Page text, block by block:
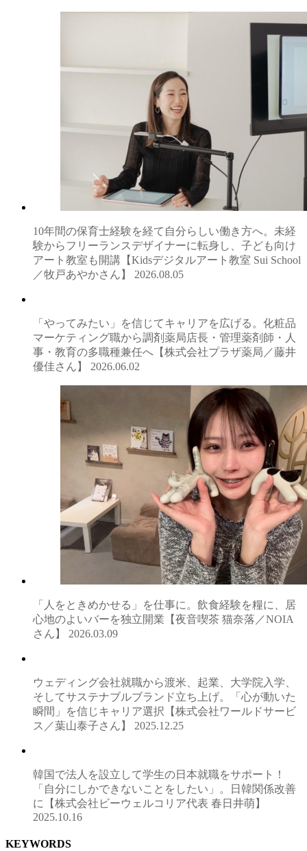
10年間の保育士経験を経て自分らしい働き方へ。未経
験からフリーランスデザイナーに転身し、子ども向け
アート教室も開講【Kidsデジタルアート教室 Sui School
／牧戸あやかさん】 2026.08.05
「やってみたい」を信じてキャリアを広げる。化粧品
マーケティング職から調剤薬局店長・管理薬剤師・人
事・教育の多職種兼任へ【株式会社プラザ薬局／藤井
優佳さん】 2026.06.02
「人をときめかせる」を仕事に。飲食経験を糧に、居
心地のよいバーを独立開業【夜音喫茶 猫奈落／NOIA
さん】 2026.03.09
ウェディング会社就職から渡米、起業、大学院入学、
そしてサステナブルブランド立ち上げ。「心が動いた
瞬間」を信じキャリア選択【株式会社ワールドサービ
ス／葉山泰子さん】 2025.12.25
韓国で法人を設立して学生の日本就職をサポート！
「自分にしかできないことをしたい」。日韓関係改善
に【株式会社ビーウェルコリア代表 春日井萌】
2025.10.16
KEYWORDS